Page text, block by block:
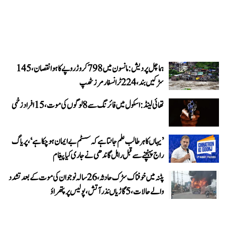
ہماچل پردیش: مانسون میں 798 کروڑ روپے کا ہوا نقصان، 145
سڑکیں بند، 224 ٹرانسفارمرز ٹھپ
تھائی لینڈ: اسکول میں فائرنگ سے 8 لوگوں کی موت، 15 افراد زخمی
’یہاں کا ہر طالب علم جانتا ہے کہ سسٹم بے ایمان ہو چکا ہے‘، پریاگ
راج پہنچنے سے قبل راہل گاندھی نے جاری کیا پیغام
پٹنہ میں خوفناک سڑک حادثہ، 26 سالہ نوجوان کی موت کے بعد تشدد
والے حالات، 5 گاڑیاں نذر آتش، پولیس پر پتھراؤ